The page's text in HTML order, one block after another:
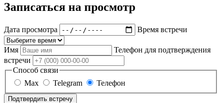
Записаться на просмотр
Дата просмотра Время встречи
Имя
Телефон для подтверждения
встречи
Способ связи
Max
Telegram Телефон
Подтвердить встречу